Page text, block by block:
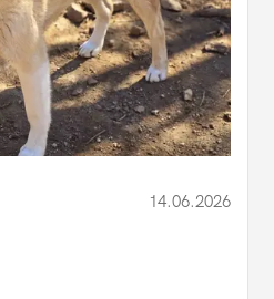
14.06.2026